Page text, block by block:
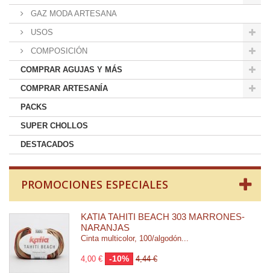
GAZ MODA ARTESANA
USOS
COMPOSICIÓN
COMPRAR AGUJAS Y MÁS
COMPRAR ARTESANÍA
PACKS
SUPER CHOLLOS
DESTACADOS
PROMOCIONES ESPECIALES
KATIA TAHITI BEACH 303 MARRONES-
NARANJAS
Cinta multicolor, 100/algodón...
4,00 € -10% 4,44 €